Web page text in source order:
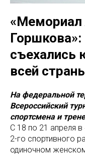
«Мемориал
Горшкова»:
съехались
всей
На федеральной
Всероссийский
спортсмена и
С 18 по 21 апреля
2-го спортивного
одиночном